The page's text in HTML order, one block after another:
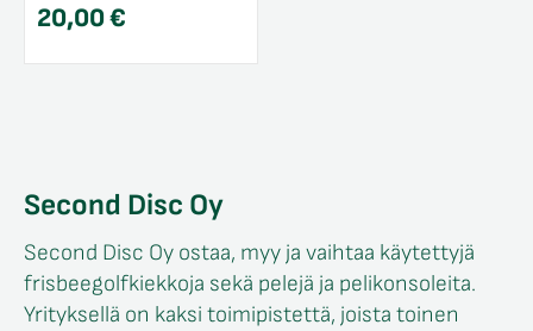
20,00€
Second Disc Oy
Second Disc Oy ostaa, myy ja vaihtaa käytettyjä
frisbeegolfkiekkoja sekä pelejä ja pelikonsoleita.
Yrityksellä on kaksi toimipistettä, joista toinen